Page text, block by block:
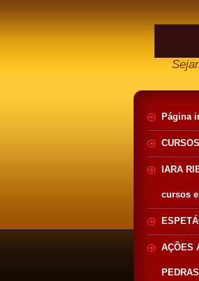
Página
IARA
cursos
AÇÕES